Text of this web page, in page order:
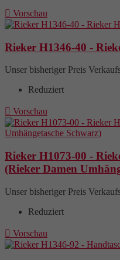
 Vorschau
Rieker H1346-40 -
Unser bisheriger Preis
Reduziert
 Vorschau
Rieker H1073-00 -
(Rieker Damen
Unser bisheriger Preis
Reduziert
 Vorschau